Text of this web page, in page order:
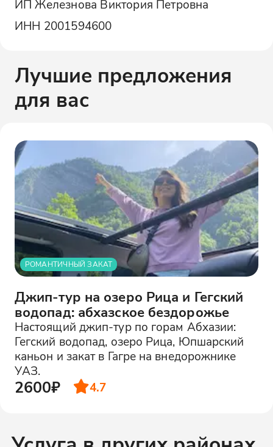
ИП Железнова Виктория Петровна
ИНН 2001594600
Лучшие предложения
для вас
РОМАНТИЧНЫЙ ЗАКАТ
Джип-тур на озеро Рица и Гегский
водопад: абхазское бездорожье
Настоящий джип-тур по горам Абхазии:
Гегский водопад, озеро Рица, Юпшарский
каньон и закат в Гагре на внедорожнике
УАЗ.
2600₽ 4.7